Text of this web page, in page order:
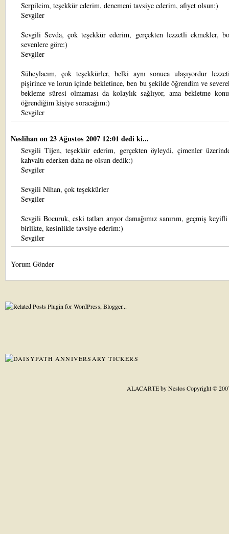
Serpilcim, teşekkür ederim, denemeni tavsiye ederim, afiyet olsun:)
Sevgiler
Sevgili Sevda, çok teşekkür ederim, gerçekten lezzetli ekmekler,
sevenlere göre:)
Sevgiler
Süheylacım, çok teşekkürler, belki aynı sonuca ulaşıyordur
pişirince ve lorun içinde bekletince, ben bu şekilde öğrendim ve
bekleme süresi olmaması da kolaylık sağlıyor, ama bekletme
öğrendiğim kişiye soracağım:)
Sevgiler
Neslihanon 23 Ağustos 2007 12:01 dedi ki...
Sevgili Tijen, teşekkür ederim, gerçekten öyleydi, çimenler
kahvaltı ederken daha ne olsun dedik:)
Sevgiler
Sevgili Nihan, çok teşekkürler
Sevgiler
Sevgili Bocuruk, eski tatları arıyor damağımız sanırım, geçmiş
birlikte, kesinlikle tavsiye ederim:)
Sevgiler
Yorum Gönder
ALACARTE by NeslosCopyright ©